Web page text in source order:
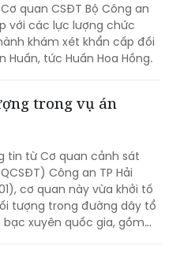
quan CSĐT Bộ Công an
với các lực lượng chức
khám xét khẩn cấp đối
Huấn, tức Huấn Hoa Hồng.
trong vụ án
tin từ Cơ quan cảnh sát
Công an TP Hải
cơ quan này vừa khởi tố
tượng trong đường dây tổ
xuyên quốc gia, gồm